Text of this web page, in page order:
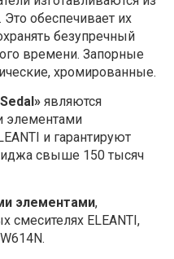
обеспечивает их
безупречный
времени. Запорные
хромированные.
являются
элементами
и гарантируют
свыше 150 тысяч
элементами,
смесителях ELEANTI,